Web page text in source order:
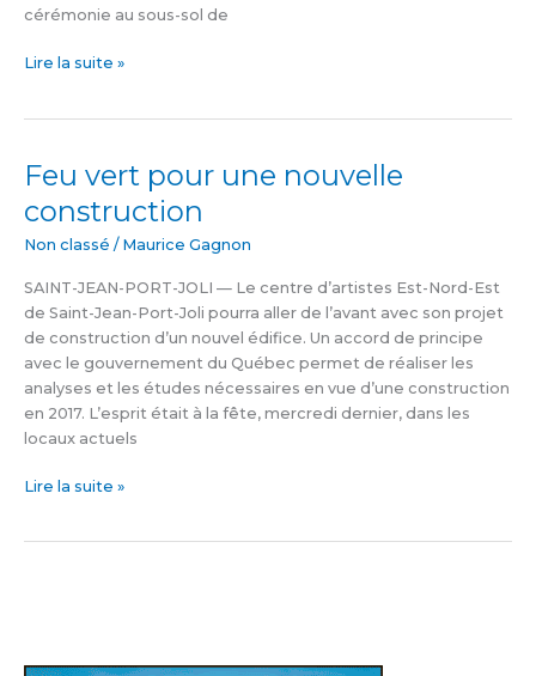
cérémonie au sous-sol de
Lire la suite »
Feu vert pour une nouvelle
construction
Non classé / Maurice Gagnon
SAINT-JEAN-PORT-JOLI — Le centre d’artistes Est-Nord-Est
de Saint-Jean-Port-Joli pourra aller de l’avant avec son projet
de construction d’un nouvel édifice. Un accord de principe
avec le gouvernement du Québec permet de réaliser les
analyses et les études nécessaires en vue d’une construction
en 2017. L’esprit était à la fête, mercredi dernier, dans les
locaux actuels
Feu
pour
une
construction
Lire la suite »